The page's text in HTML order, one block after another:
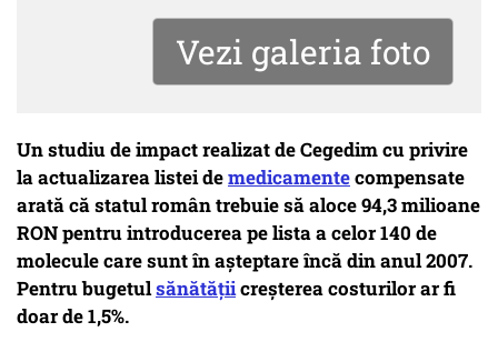
Vezi galeria foto
Un studiu de impact realizat de Cegedim cu privire
la actualizarea listei demedicamentecompensate
arată că statul român trebuie să aloce 94,3 milioane
RON pentru introducerea pe lista a celor 140 de
molecule care sunt în aşteptare încă din anul 2007.
Pentru bugetulsănătățiicreșterea costurilor ar fi
doar de 1,5%.